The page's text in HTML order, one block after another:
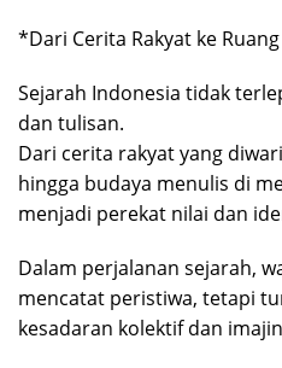
*Dari Cerita Rakyat ke
Sejarah Indonesia tidak
dan tulisan.
Dari cerita rakyat yang
hingga budaya menulis di
menjadi perekat nilai dan
Dalam perjalanan sejarah,
mencatat peristiwa, tetapi
kesadaran kolektif dan